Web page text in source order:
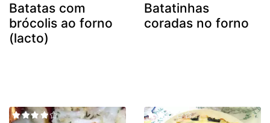
Batatas com
brócolis ao forno
(lacto)
Batatinhas
coradas no forno